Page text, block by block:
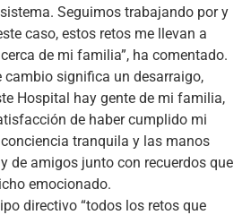
Seguimos trabajando por y
caso, estos retos me llevan a
de mi familia”, ha comentado.
cambio significa un desarraigo,
Hospital hay gente de mi familia,
de haber cumplido mi
tranquila y las manos
de amigos junto con recuerdos que
emocionado.
directivo “todos los retos que